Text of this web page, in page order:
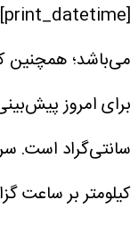
می‌باشد؛ همچنین
سانتی‌گراد است.